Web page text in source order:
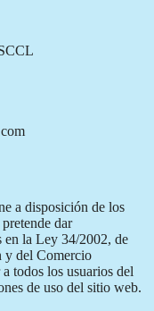
a disposición de los
dar
en la Ley 34/2002, de
y del Comercio
todos los usuarios del
de uso del sitio web.